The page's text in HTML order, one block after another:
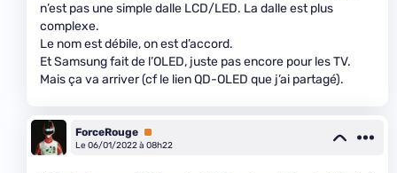
n’est pas une simple dalle LCD/LED. La dalle est plus
complexe.
Le nom est débile, on est d’accord.
Et Samsung fait de l’OLED, juste pas encore pour les TV.
Mais ça va arriver (cf le lien QD-OLED que j’ai partagé).
ForceRouge Premium
Le 06/01/2022 à 08h22